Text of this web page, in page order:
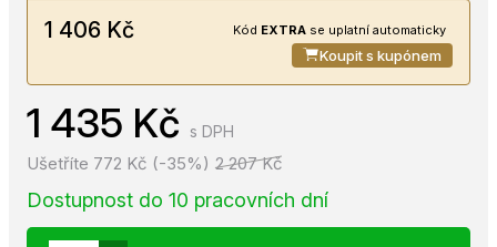
1 406 Kč Kód EXTRA se uplatní automaticky
Koupit s kupónem
1 435 Kč s DPH
2 207 Kč
Ušetříte 772 Kč (-35%)
Dostupnost do 10 pracovních dní